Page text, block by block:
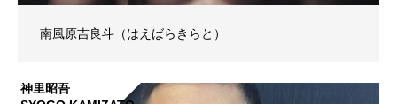
南風原吉良斗（はえばらきらと）
神里昭吾